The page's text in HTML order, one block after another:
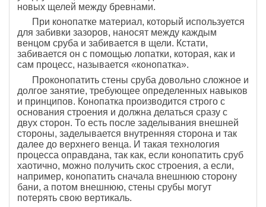
новых щелей между бревнами.
При конопатке материал, который используется
для забивки зазоров, наносят между каждым
венцом сруба и забивается в щели. Кстати,
забивается он с помощью лопатки, которая, как и
сам процесс, называется «конопатка».
Проконопатить стены сруба довольно сложное и
долгое занятие, требующее определенных навыков
и принципов. Конопатка производится строго с
основания строения и должна делаться сразу с
двух сторон. То есть после заделывания внешней
стороны, заделывается внутренняя сторона и так
далее до верхнего венца. И такая технология
процесса оправдана, так как, если конопатить сруб
хаотично, можно получить скос строения, а если,
например, конопатить сначала внешнюю сторону
бани, а потом внешнюю, стены срубы могут
потерять свою вертикаль.